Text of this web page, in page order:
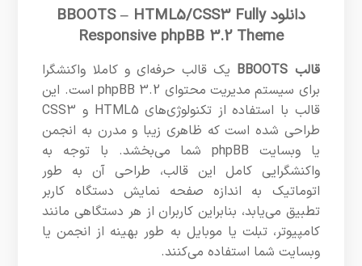
دانلود BBOOTS – HTML5/CSS3 Fully
Responsive phpBB 3.2 Theme
قالب BBOOTS
یک قالب حرفه‌ای و کاملا واکنشگرا
برای سیستم مدیریت محتوای phpBB 3.2 است. این
قالب با استفاده از تکنولوژی‌های HTML5 و CSS3
طراحی شده است که ظاهری زیبا و مدرن به انجمن
یا وبسایت phpBB شما می‌بخشد. با توجه به
واکنشگرایی کامل این قالب، طراحی آن به طور
اتوماتیک به اندازه صفحه نمایش دستگاه کاربر
تطبیق می‌یابد، بنابراین کاربران از هر دستگاهی مانند
کامپیوتر، تبلت یا موبایل به طور بهینه از انجمن یا
وبسایت شما استفاده می‌کنند.